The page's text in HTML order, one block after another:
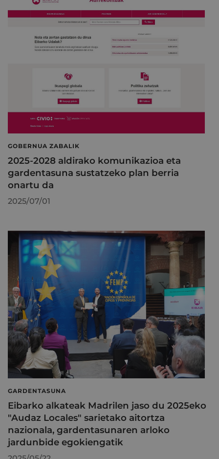
GOBERNUA ZABALIK
2025-2028 aldirako komunikazioa eta
gardentasuna sustatzeko plan berria
onartu da
2025/07/01
GARDENTASUNA
Eibarko alkateak Madrilen jaso du 2025eko
"Audaz Locales" sarietako aitortza
nazionala, gardentasunaren arloko
jardunbide egokiengatik